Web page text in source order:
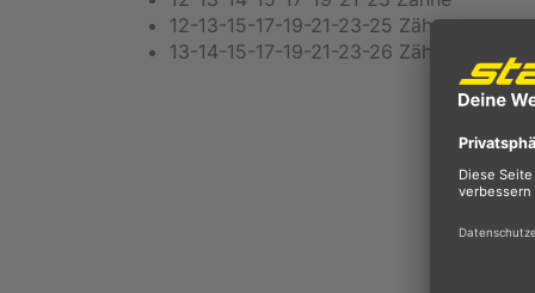
12-13-15-17-19-21-23-25 Zähne
13-14-15-17-19-21-23-26 Zähne